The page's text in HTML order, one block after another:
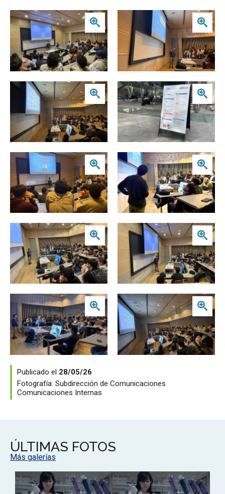
Zoom Zoom
Zoom Zoom
Zoom Zoom
Zoom Zoom
Zoom Zoom
Publicado el 28/05/26
Fotografía: Subdirección de Comunicaciones
Comunicaciones Internas
ÚLTIMAS FOTOS
Más galerías